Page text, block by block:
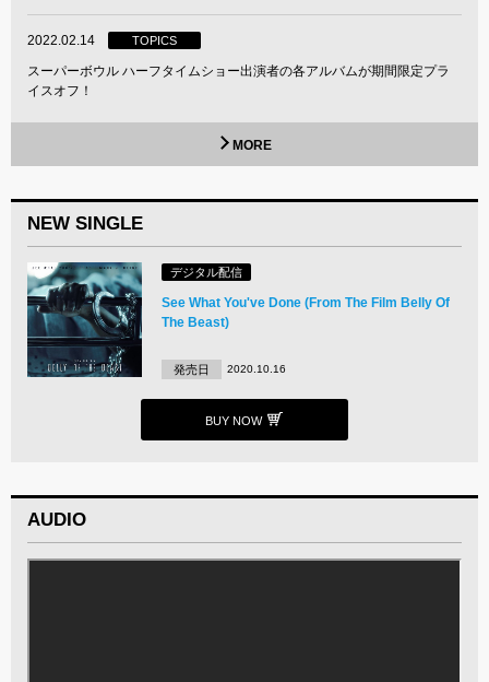
2022.02.14 TOPICS
スーパーボウル ハーフタイムショー出演者の各アルバムが期間限定プラ
イスオフ！
MORE
NEW SINGLE
デジタル配信
See What You've Done (From The Film Belly Of
The Beast)
発売日 2020.10.16
BUY NOW
AUDIO